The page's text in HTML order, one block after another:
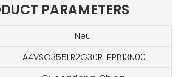
PARAMETERS
Neu
A4VSO355LR2G30R-PPB13N00